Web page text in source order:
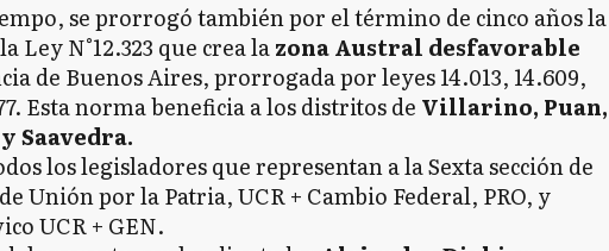
se prorrogó también por el término de cinco años la
Ley N°12.323 que crea lazona Austral desfavorable
de Buenos Aires, prorrogada por leyes 14.013, 14.609,
Esta norma beneficia a los distritos de Villarino, Puan,
Saavedra.
los legisladores que representan a la Sexta sección de
Unión por la Patria, UCR + Cambio Federal, PRO, y
UCR + GEN.